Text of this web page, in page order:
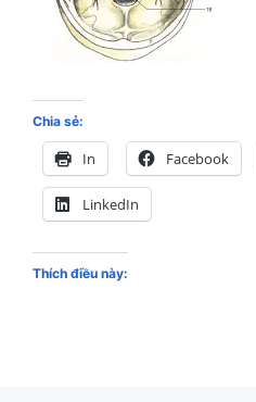
Chia sẻ:
In Facebook
LinkedIn
Thích điều này: